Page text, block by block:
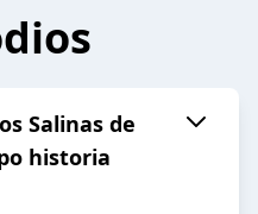
Salinas de
historia